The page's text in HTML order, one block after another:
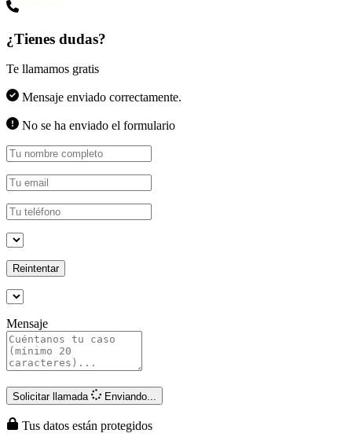
¿Tienes dudas?
Te llamamos gratis
Mensaje enviado correctamente.
No se ha enviado el formulario
Reintentar
Mensaje
Solicitar llamada Enviando...
Tus datos están protegidos